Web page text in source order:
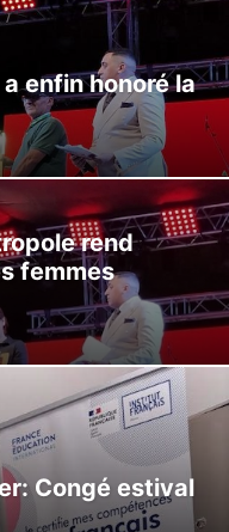
enfin honoré la
rend
femmes
Congé estival